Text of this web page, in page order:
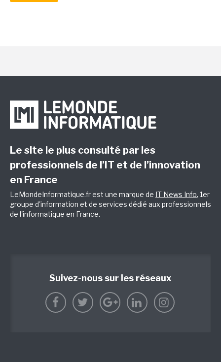
Le site le plus consulté par les
professionnels de l’IT et de l’innovation
en France
LeMondeInformatique.fr est une marque de IT News Info, 1er
groupe d'information et de services dédié aux professionnels
de l'informatique en France.
Suivez-nous sur les réseaux